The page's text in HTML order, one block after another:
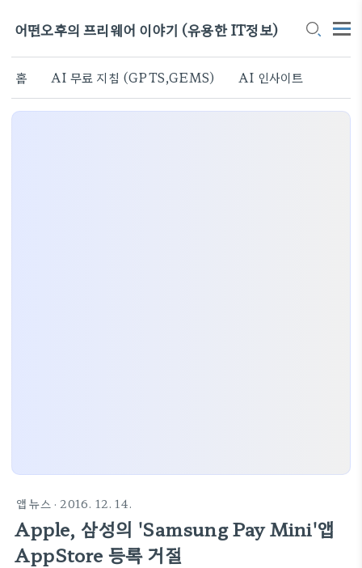
어떤오후의 프리웨어 이야기 (유용한 IT정보)
홈 AI 무료 지침 (GPTS,GEMS) AI 인사이트
앱 뉴스· 2016. 12. 14.
Apple, 삼성의 'Samsung Pay Mini'앱
AppStore 등록 거절